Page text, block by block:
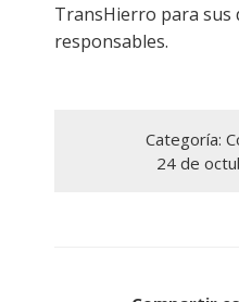
TransHierro para sus
responsables.
Categoría:
24 de